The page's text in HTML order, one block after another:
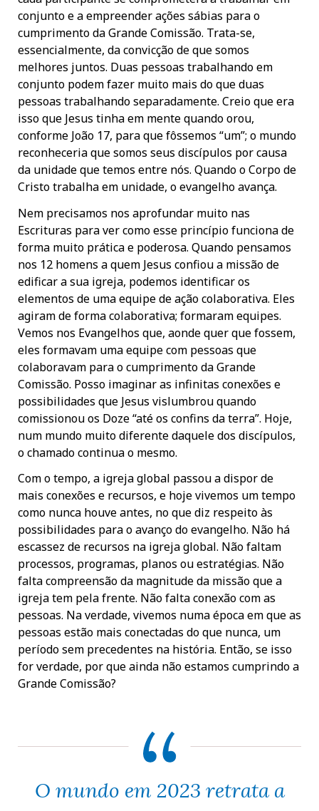
conjunto e a empreender ações sábias para o
cumprimento da Grande Comissão. Trata-se,
essencialmente, da convicção de que somos
melhores juntos. Duas pessoas trabalhando em
conjunto podem fazer muito mais do que duas
pessoas trabalhando separadamente. Creio que era
isso que Jesus tinha em mente quando orou,
conforme João 17, para que fôssemos “um”; o mundo
reconheceria que somos seus discípulos por causa
da unidade que temos entre nós. Quando o Corpo de
Cristo trabalha em unidade, o evangelho avança.
Nem precisamos nos aprofundar muito nas
Escrituras para ver como esse princípio funciona de
forma muito prática e poderosa. Quando pensamos
nos 12 homens a quem Jesus confiou a missão de
edificar a sua igreja, podemos identificar os
elementos de uma equipe de ação colaborativa. Eles
agiram de forma colaborativa; formaram equipes.
Vemos nos Evangelhos que, aonde quer que fossem,
eles formavam uma equipe com pessoas que
colaboravam para o cumprimento da Grande
Comissão. Posso imaginar as infinitas conexões e
possibilidades que Jesus vislumbrou quando
comissionou os Doze “até os confins da terra”. Hoje,
num mundo muito diferente daquele dos discípulos,
o chamado continua o mesmo.
Com o tempo, a igreja global passou a dispor de
mais conexões e recursos, e hoje vivemos um tempo
como nunca houve antes, no que diz respeito às
possibilidades para o avanço do evangelho. Não há
escassez de recursos na igreja global. Não faltam
processos, programas, planos ou estratégias. Não
falta compreensão da magnitude da missão que a
igreja tem pela frente. Não falta conexão com as
pessoas. Na verdade, vivemos numa época em que as
pessoas estão mais conectadas do que nunca, um
período sem precedentes na história. Então, se isso
for verdade, por que ainda não estamos cumprindo a
Grande Comissão?
O mundo em 2023 retrata a